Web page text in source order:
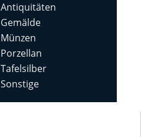
Antiquitäten
Gemälde
Münzen
Porzellan
Tafelsilber
Sonstige